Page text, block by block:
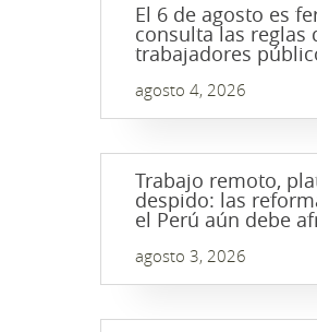
El 6 de agosto es
consulta las reglas
trabajadores
agosto 4, 2026
Trabajo remoto,
despido: las
el Perú aún debe
agosto 3, 2026